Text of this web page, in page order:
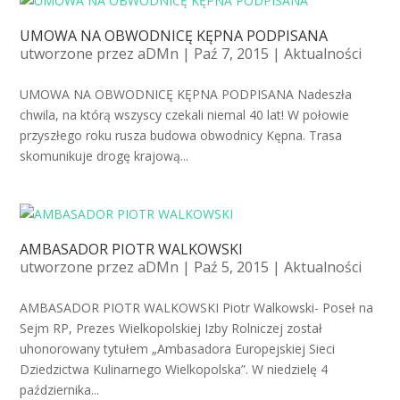
UMOWA NA OBWODNICĘ KĘPNA PODPISANA
utworzone przezaDMn | Paź 7, 2015 |Aktualności
UMOWA NA OBWODNICĘ KĘPNA PODPISANA Nadeszła
chwila, na którą wszyscy czekali niemal 40 lat! W połowie
przyszłego roku rusza budowa obwodnicy Kępna. Trasa
skomunikuje drogę krajową...
AMBASADOR PIOTR WALKOWSKI
utworzone przezaDMn | Paź 5, 2015 |Aktualności
AMBASADOR PIOTR WALKOWSKI Piotr Walkowski- Poseł na
Sejm RP, Prezes Wielkopolskiej Izby Rolniczej został
uhonorowany tytułem „Ambasadora Europejskiej Sieci
Dziedzictwa Kulinarnego Wielkopolska”. W niedzielę 4
października...